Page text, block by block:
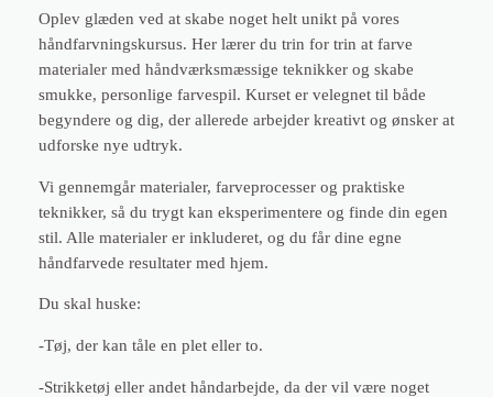
s
k
u
r
s
u
s
5
.
9
l
3
Oplev glæden ved at skabe noget helt unikt på vores
håndfarvningskursus. Her lærer du trin for trin at farve
materialer med håndværksmæssige teknikker og skabe
smukke, personlige farvespil. Kurset er velegnet til både
begyndere og dig, der allerede arbejder kreativt og ønsker at
udforske nye udtryk.
Vi gennemgår materialer, farveprocesser og praktiske
teknikker, så du trygt kan eksperimentere og finde din egen
stil. Alle materialer er inkluderet, og du får dine egne
håndfarvede resultater med hjem.
Du skal huske:
-Tøj, der kan tåle en plet eller to.
-Strikketøj eller andet håndarbejde, da der vil være noget